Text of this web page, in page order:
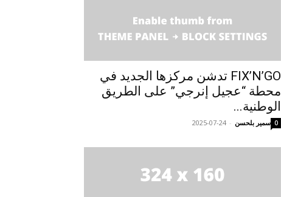
FIX’N’GO تدشن مركزها الجديد في
محطة “عجيل إنرجي” على الطريق
الوطنية...
سمير بلحسن -
2025-07-24 0